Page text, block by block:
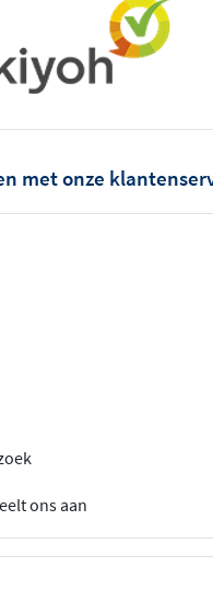
met onze
ons aan